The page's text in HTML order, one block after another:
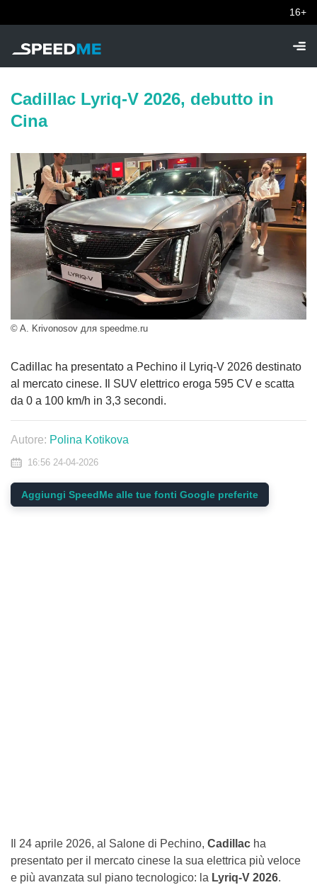
16+
Cadillac Lyriq-V 2026, debutto in
Cina
© A. Krivonosov для speedme.ru
Cadillac ha presentato a Pechino il Lyriq-V 2026 destinato
al mercato cinese. Il SUV elettrico eroga 595 CV e scatta
da 0 a 100 km/h in 3,3 secondi.
Autore: Polina Kotikova
16:56 24-04-2026
Aggiungi SpeedMe alle tue fonti Google preferite
Il 24 aprile 2026, al Salone di Pechino, Cadillac ha
presentato per il mercato cinese la sua elettrica più veloce
e più avanzata sul piano tecnologico: la Lyriq-V 2026.